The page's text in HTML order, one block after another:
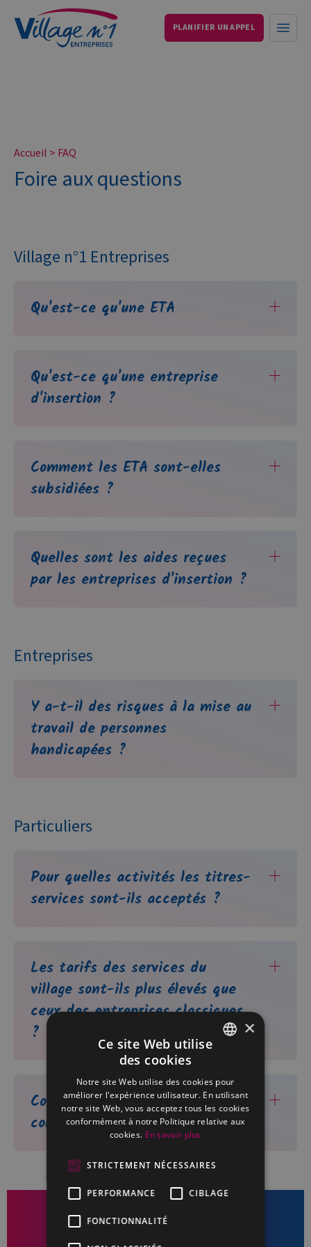
Services aux entreprises et particuliersPLANIFIER UN APPEL
Accueil > FAQ
Foire aux questions
Village n°1 Entreprises
Qu'est-ce qu'une ETA
Qu'est-ce qu'une entreprise
d'insertion ?
Comment les ETA sont-elles
subsidiées ?
Quelles sont les aides reçues
par les entreprises d'insertion ?
Entreprises
Y a-t-il des risques à la mise au
travail de personnes
handicapées ?
Particuliers
Pour quelles activités les titres-
services sont-ils acceptés ?
Les tarifs des services du
village sont-ils plus élevés que
ceux des entreprises classiques
?
Comment puis-je passer
commande ?
Intéressé par nos services ?
DUTCH
×
Ce site Web utilise
des cookies
Notre site Web utilise des cookies pour
améliorer l'expérience utilisateur. En utilisant
notre site Web, vous acceptez tous les cookies
conformément à notre Politique relative aux
cookies. En savoir plus
STRICTEMENT NÉCESSAIRES
PERFORMANCE CIBLAGE
FONCTIONNALITÉ